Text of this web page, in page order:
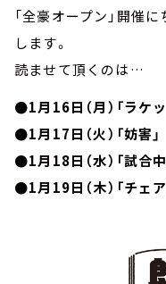
「全豪オープン」開催
します。
読ませて頂くのは…
●1月16日（月）「ラケッ
●1月17日（火）「妨害」
●1月18日（水）「試合
●1月19日（木）「チェ